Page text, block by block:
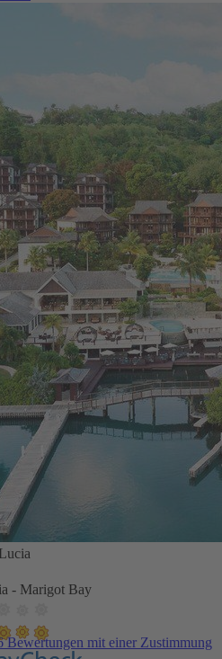
- Marigot Bay
Bewertungen mit einer Zustimmung